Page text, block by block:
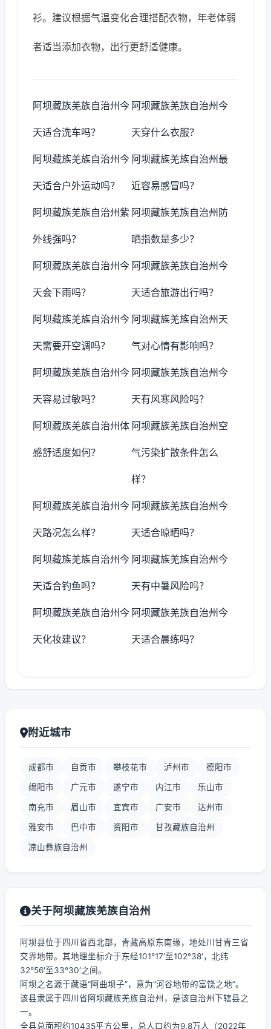
衫。建议根据气温变化合理搭配衣物，年老体弱
者适当添加衣物，出行更舒适健康。
阿坝藏族羌族自治州今
天适合洗车吗？
阿坝藏族羌族自治州今
天穿什么衣服？
阿坝藏族羌族自治州今
天适合户外运动吗？
阿坝藏族羌族自治州最
近容易感冒吗？
阿坝藏族羌族自治州紫
外线强吗？
阿坝藏族羌族自治州防
晒指数是多少？
阿坝藏族羌族自治州今
天会下雨吗？
阿坝藏族羌族自治州今
天适合旅游出行吗？
阿坝藏族羌族自治州今
天需要开空调吗？
阿坝藏族羌族自治州天
气对心情有影响吗？
阿坝藏族羌族自治州今
天容易过敏吗？
阿坝藏族羌族自治州今
天有风寒风险吗？
阿坝藏族羌族自治州体
感舒适度如何？
阿坝藏族羌族自治州空
气污染扩散条件怎么
样？
阿坝藏族羌族自治州今
天路况怎么样？
阿坝藏族羌族自治州今
天适合晾晒吗？
阿坝藏族羌族自治州今
天适合钓鱼吗？
阿坝藏族羌族自治州今
天有中暑风险吗？
阿坝藏族羌族自治州今
天化妆建议？
阿坝藏族羌族自治州今
天适合晨练吗？
附近城市
成都市 自贡市 攀枝花市 泸州市 德阳市
绵阳市 广元市 遂宁市 内江市 乐山市
南充市 眉山市 宜宾市 广安市 达州市
雅安市 巴中市 资阳市 甘孜藏族自治州
凉山彝族自治州
关于阿坝藏族羌族自治州
阿坝县位于四川省西北部，青藏高原东南缘，地处川甘青三省
交界地带。其地理坐标介于东经101°17′至102°38′，北纬
32°56′至33°30′之间。
阿坝之名源于藏语“阿曲坝子”，意为“河谷地带的富饶之地”。
该县隶属于四川省阿坝藏族羌族自治州，是该自治州下辖县之
一。
全县总面积约10435平方公里，总人口约为9.8万人（2022年